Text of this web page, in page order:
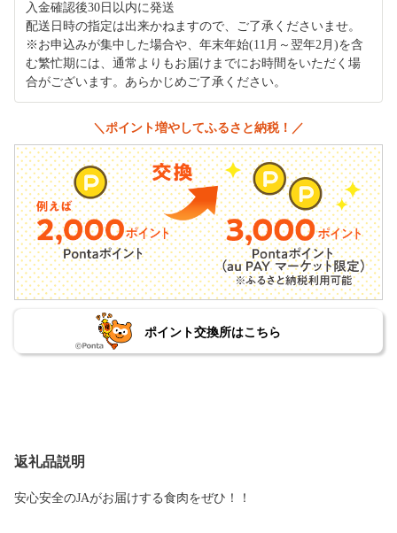
入金確認後30日以内に発送
配送日時の指定は出来かねますので、ご了承くださいませ。
※お申込みが集中した場合や、年末年始(11月～翌年2月)を含
む繁忙期には、通常よりもお届けまでにお時間をいただく場
合がございます。あらかじめご了承ください。
＼ポイント増やしてふるさと納税！／
ポイント交換所はこちら
返礼品説明
安心安全のJAがお届けする食肉をぜひ！！